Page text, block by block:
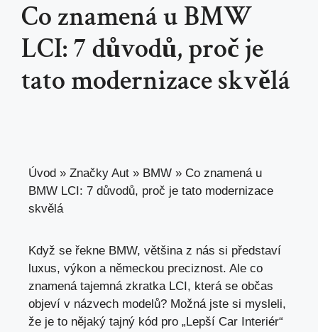
Co znamená u BMW
LCI: 7 důvodů, proč je
tato modernizace skvělá
Úvod » Značky Aut » BMW » Co znamená u
BMW LCI: 7 důvodů, proč je tato modernizace
skvělá
Když se řekne BMW, většina z nás si představí
luxus, výkon a německou preciznost. Ale co
znamená tajemná zkratka LCI, která se občas
objeví v názvech modelů? Možná jste si mysleli,
že je to nějaký tajný kód pro „Lepší Car Interiér“